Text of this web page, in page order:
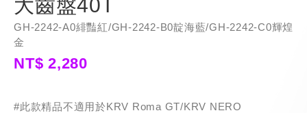
大齒盤40T
GH-2242-A0緋豔紅/GH-2242-B0靛海藍/GH-2242-C0輝煌
金
NT$ 2,280
#此款精品不適用於KRV Roma GT/KRV NERO